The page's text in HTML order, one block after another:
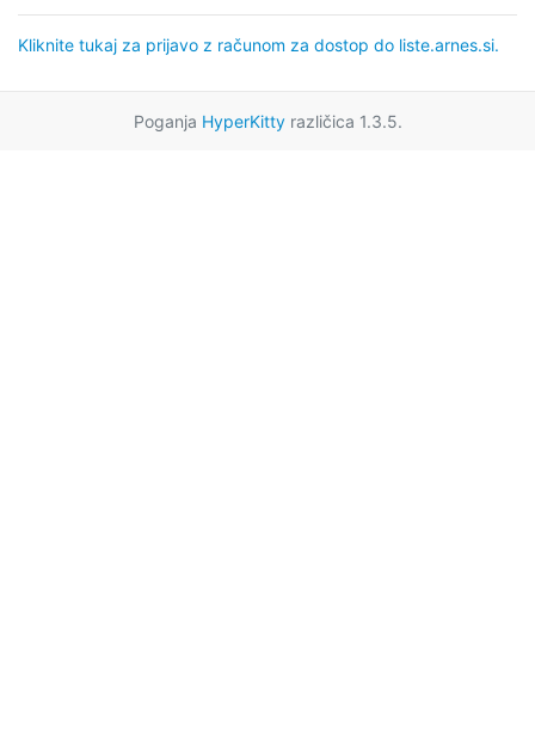
Kliknite tukaj za prijavo z računom za dostop do liste.arnes.si.
Poganja HyperKittyrazličica 1.3.5.